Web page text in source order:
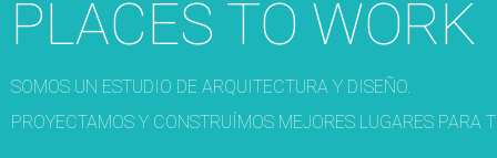
PLACES TO WORK
SOMOS UN ESTUDIO DE ARQUITECTURA Y DISEÑO.
PROYECTAMOS Y CONSTRUÍMOS MEJORES LUGARES PARA